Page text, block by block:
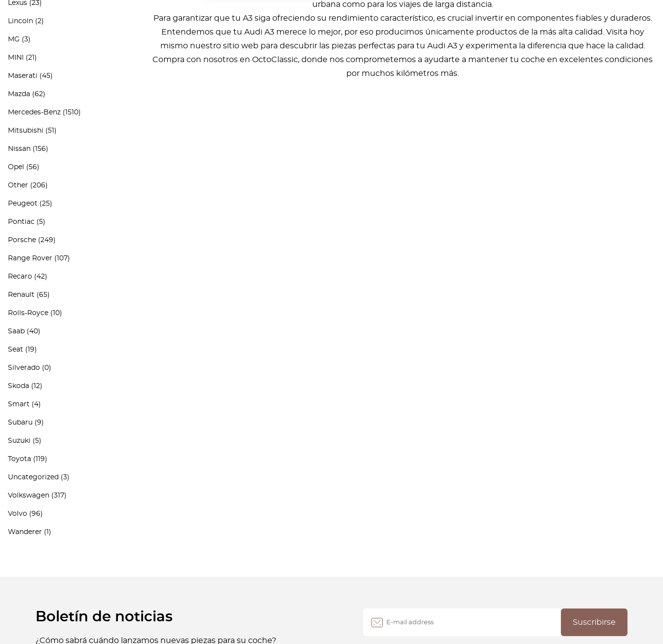
Lexus (23)
Lincoln (2)
MG (3)
MINI (21)
Maserati (45)
Mazda (62)
Mercedes-Benz (1510)
Mitsubishi (51)
Nissan (156)
Opel (56)
Other (206)
Peugeot (25)
Pontiac (5)
Porsche (249)
Range Rover (107)
Recaro (42)
Renault (65)
Rolls-Royce (10)
Saab (40)
Seat (19)
Silverado (0)
Skoda (12)
Smart (4)
Subaru (9)
Suzuki (5)
Toyota (119)
Uncategorized (3)
Volkswagen (317)
Volvo (96)
Wanderer (1)
urbana como para los viajes de larga distancia.
Para garantizar que tu A3 siga ofreciendo su rendimiento característico, es crucial invertir en componentes fiables y duraderos.
Entendemos que tu Audi A3 merece lo mejor, por eso producimos únicamente productos de la más alta calidad. Visita hoy
mismo nuestro sitio web para descubrir las piezas perfectas para tu Audi A3 y experimenta la diferencia que hace la calidad.
Compra con nosotros en OctoClassic, donde nos comprometemos a ayudarte a mantener tu coche en excelentes condiciones
por muchos kilómetros más.
Boletín de noticias
¿Cómo sabrá cuándo lanzamos nuevas piezas para su coche?